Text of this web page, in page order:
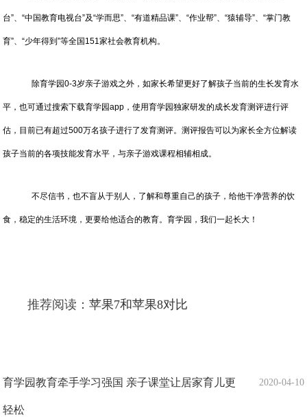
台”、“中国教育电视台”及“学而思”、“有道精品课”、“作业帮”、“猿辅导”、“掌门教
育”、“少年得到”等全国151家社会教育机构。
除育学园0-3岁亲子游戏之外，如家长希望更好了解孩子当前的生长发育水
平，也可通过搜索下载育学园app，使用育学园独家研发的成长发育测评进行评
估，目前已有超过500万名孩子进行了发育测评。测评报告可以为家长全方位解读
孩子当前的各项技能发育水平，与亲子游戏课程相辅相成。
不尽信书，也不盲从于别人，了解和尊重自己的孩子，给他干净营养的饮
食，稳定的生活环境，更要给他适合的教育。育学园，我们一起长大！
推荐阅读：苹果7和苹果8对比
2020-04-10
育学园教育牵手学习强国 亲子课堂让居家育儿更
轻松